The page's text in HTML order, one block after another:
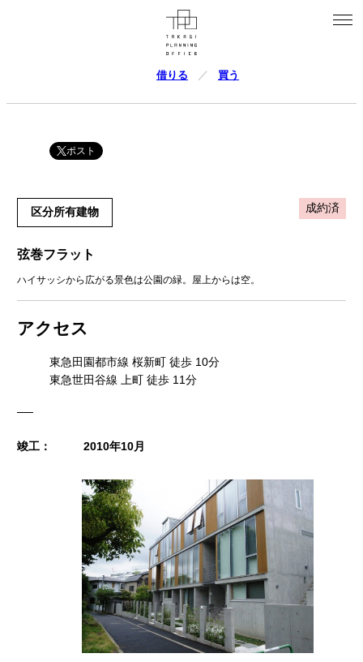
借りる 買う
ポスト
区分所有建物
弦巻フラット
ハイサッシから広がる景色は公園の緑。屋上からは空。
成約済
アクセス
東急田園都市線 桜新町 徒歩 10分
東急世田谷線 上町 徒歩 11分
竣工： 2010年10月